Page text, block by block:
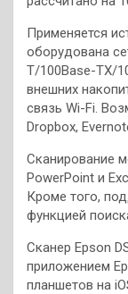
Применяется
оборудована
T/100Base-TX/
внешних
связь Wi-Fi.
Dropbox,
Сканирование
PowerPoint и
Кроме того,
функцией
Сканер Epson
приложением
планшетов на